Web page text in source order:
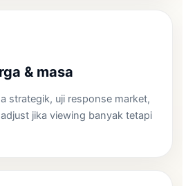
& masa
strategik, uji response market,
jika viewing banyak tetapi